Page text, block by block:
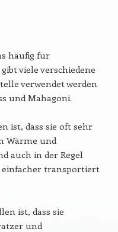
häufig für
viele verschiedene
verwendet werden
und Mahagoni.
ist, dass sie oft sehr
Wärme und
auch in der Regel
transportiert
ist, dass sie
und